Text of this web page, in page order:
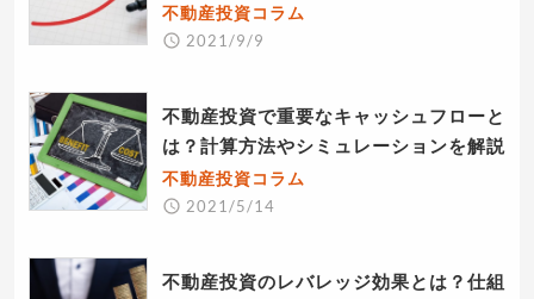
不動産投資コラム
2021/9/9
不動産投資で重要なキャッシュフローと
は？計算方法やシミュレーションを解説
不動産投資コラム
2021/5/14
不動産投資のレバレッジ効果とは？仕組